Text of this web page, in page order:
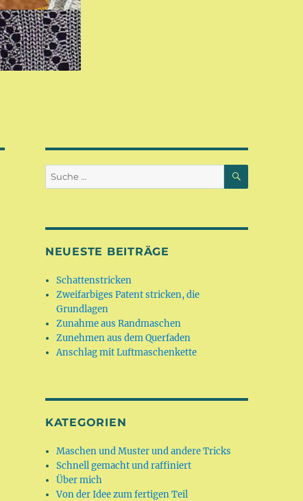
Suche
nach:
SUCHEN
NEUESTE BEITRÄGE
Schattenstricken
Zweifarbiges Patent stricken, die
Grundlagen
Zunahme aus Randmaschen
Zunehmen aus dem Querfaden
Anschlag mit Luftmaschenkette
KATEGORIEN
Maschen und Muster und andere Tricks
Schnell gemacht und raffiniert
Über mich
Von der Idee zum fertigen Teil